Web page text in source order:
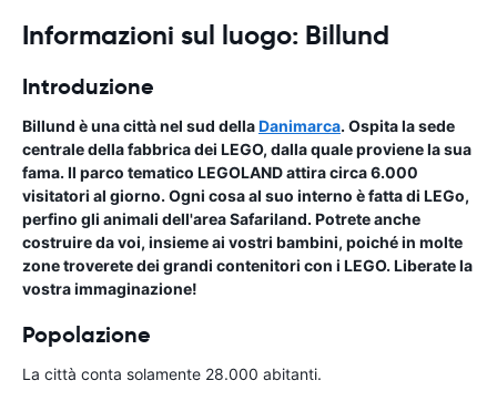
Informazioni sul luogo: Billund
Introduzione
Billund è una città nel sud dellaDanimarca. Ospita la sede
centrale della fabbrica dei LEGO, dalla quale proviene la sua
fama. Il parco tematico LEGOLAND attira circa 6.000
visitatori al giorno. Ogni cosa al suo interno è fatta di LEGo,
perfino gli animali dell'area Safariland. Potrete anche
costruire da voi, insieme ai vostri bambini, poiché in molte
zone troverete dei grandi contenitori con i LEGO. Liberate la
vostra immaginazione!
Popolazione
La città conta solamente 28.000 abitanti.